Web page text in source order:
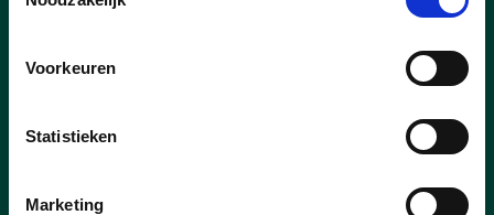
Voorkeuren
Statistieken
Marketing